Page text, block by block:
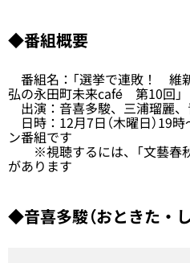
◆番組概要
番組名：「選挙で連敗！ 維
弘の永田町未来café 第10回」
出演：音喜多駿、三浦瑠麗
日時：12月7日（木曜日）19
ン番組です
※視聴するには、「文藝春
があります
◆音喜多駿（おときた・